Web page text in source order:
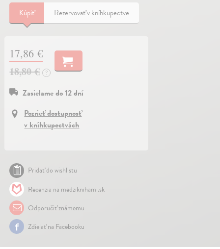
Kúpiť Rezervovať v kníhkupectve
17,86 €
18,80 €
?
Zasielame do 12 dní
Pozrieť dostupnosť
v kníhkupectvách
Pridať do wishlistu
Recenzia na medziknihami.sk
Odporučiť známemu
Zdielať na Facebooku